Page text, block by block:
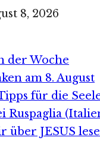
8, 2026
der Woche
am 8. August
für die
Ruspaglia
über JESUS